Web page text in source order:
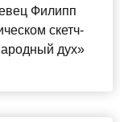
Филипп
скетч-
дух»